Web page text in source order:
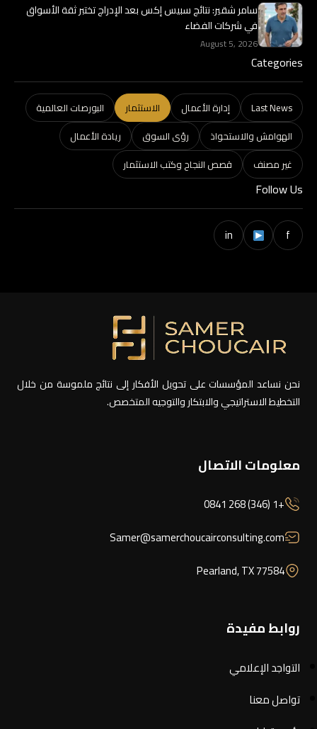
سامر شقير: نتائج سبيس إكس بعد الإدراج تختبر ثقة الأسواق
في شركات الفضاء
August 5, 2026
Categories
Last News إدارة الأعمال الاستثمار
البورصات العالمية
الهوامش والاستحواذ
رؤى السوق
ريادة الأعمال
غير مصنف
قصص النجاح وكتب الاستثمار
Follow Us
f
in
نحن نساعد المؤسسات على تحويل الأفكار إلى نتائج ملموسة من خلال
التخطيط الاستراتيجي والابتكار والتوجيه المتخصص.
معلومات الاتصال
+1 (346) 268 0841
Samer@samerchoucairconsulting.com
Pearland, TX 77584
روابط مفيدة
التواجد الإعلامي
تواصل معنا